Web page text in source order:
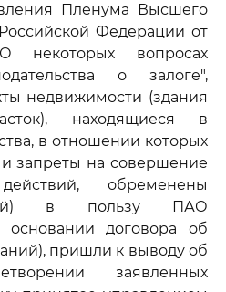
Пленума Высшего
Федерации от
некоторых вопросах
о залоге",
недвижимости (здания
находящиеся в
в отношении которых
запреты на совершение
обременены
в пользу ПАО
основании договора об
пришли к выводу об
заявленных